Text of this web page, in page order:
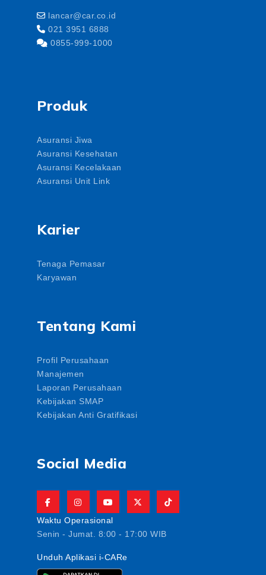
lancar@car.co.id
021 3951 6888
0855-999-1000
Produk
Asuransi Jiwa
Asuransi Kesehatan
Asuransi Kecelakaan
Asuransi Unit Link
Karier
Tenaga Pemasar
Karyawan
Tentang Kami
Profil Perusahaan
Manajemen
Laporan Perusahaan
Kebijakan SMAP
Kebijakan Anti Gratifikasi
Social Media
Waktu Operasional
Senin - Jumat. 8:00 - 17:00 WIB
Unduh Aplikasi i-CARe